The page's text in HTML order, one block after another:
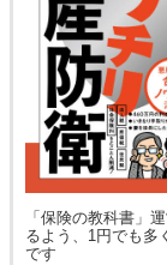
「保険の教科書」
るよう、1円でも多
です